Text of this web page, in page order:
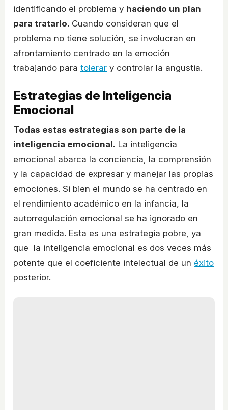
identificando el problema y haciendo un plan
para tratarlo. Cuando consideran que el
problema no tiene solución, se involucran en
afrontamiento centrado en la emoción
trabajando para tolerar y controlar la angustia.
Estrategias de Inteligencia
Emocional
Todas estas estrategias son parte de la
inteligencia emocional. La inteligencia
emocional abarca la conciencia, la comprensión
y la capacidad de expresar y manejar las propias
emociones. Si bien el mundo se ha centrado en
el rendimiento académico en la infancia, la
autorregulación emocional se ha ignorado en
gran medida. Esta es una estrategia pobre, ya
que la inteligencia emocional es dos veces más
potente que el coeficiente intelectual de un éxito
posterior.